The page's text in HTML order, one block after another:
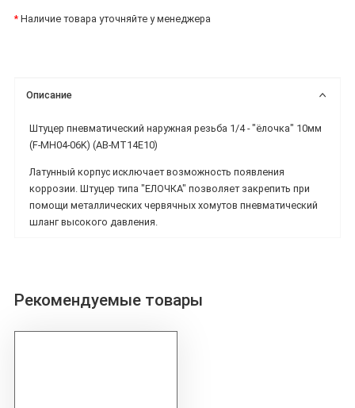
* Наличие товара уточняйте у менеджера
Описание
Штуцер пневматический наружная резьба 1/4 - "ёлочка" 10мм
(F-MH04-06K) (AB-MT14E10)
Латунный корпус исключает возможность появления
коррозии. Штуцер типа "ЕЛОЧКА" позволяет закрепить при
помощи металлических червячных хомутов пневматический
шланг высокого давления.
Рекомендуемые товары